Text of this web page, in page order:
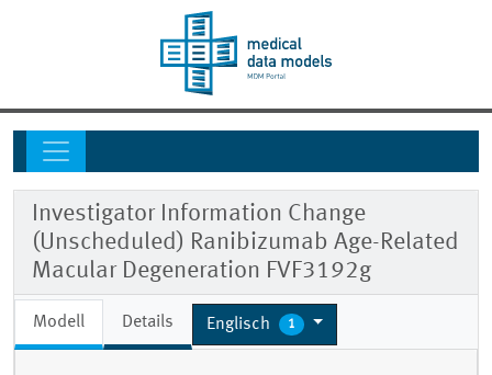
Investigator Information Change
(Unscheduled) Ranibizumab Age-Related
Macular Degeneration FVF3192g
Modell Details Englisch 1